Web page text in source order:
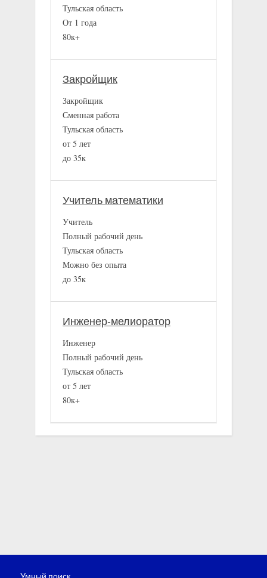
Тульская область
От 1 года
80к+
Закройщик
Закройщик
Сменная работа
Тульская область
от 5 лет
до 35к
Учитель математики
Учитель
Полный рабочий день
Тульская область
Можно без опыта
до 35к
Инженер-мелиоратор
Инженер
Полный рабочий день
Тульская область
от 5 лет
80к+